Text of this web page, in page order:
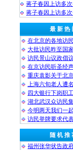
蒋子春因上访多
蒋子春因上访多
最 新 热
在北京的各地访
大批访民昨至国
访民景山议政倡
在京访民听圣经
重庆袁影关于北
上海六旬老人遭
四大银行下岗职
湖北武汉众访民
今明两天我们一
访民举牌要求代
随 机 推
福州张华状告政